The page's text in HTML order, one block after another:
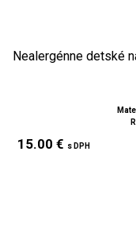
Nealergénne detské
15.00 € s DPH